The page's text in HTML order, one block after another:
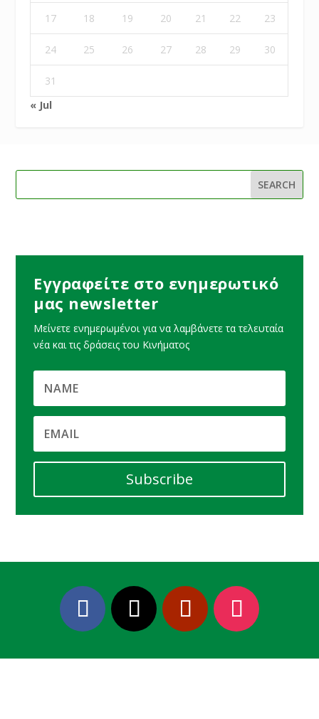
17 18 19 20 21 22 23
24 25 26 27 28 29 30
31
« Jul
Εγγραφείτε στο ενημερωτικό
μας newsletter
Μείνετε ενημερωμένοι για να λαμβάνετε τα τελευταία
νέα και τις δράσεις του Κινήματος
Subscribe